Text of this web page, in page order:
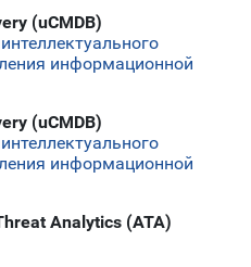
(uCMDB)
информационной
(uCMDB)
информационной
Analytics (ATA)